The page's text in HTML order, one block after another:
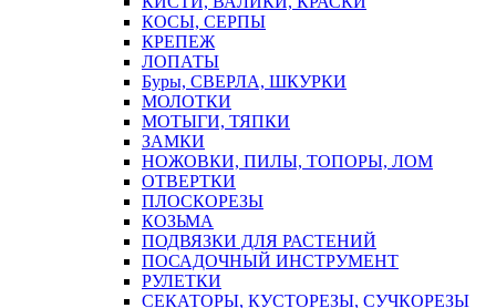
КОСЫ, СЕРПЫ
КРЕПЕЖ
ЛОПАТЫ
Буры, СВЕРЛА, ШКУРКИ
МОЛОТКИ
МОТЫГИ, ТЯПКИ
ЗАМКИ
НОЖОВКИ, ПИЛЫ, ТОПОРЫ, ЛОМ
ОТВЕРТКИ
ПЛОСКОРЕЗЫ
КОЗЬМА
ПОДВЯЗКИ ДЛЯ РАСТЕНИЙ
ПОСАДОЧНЫЙ ИНСТРУМЕНТ
РУЛЕТКИ
СЕКАТОРЫ, КУСТОРЕЗЫ, СУЧКОРЕЗЫ